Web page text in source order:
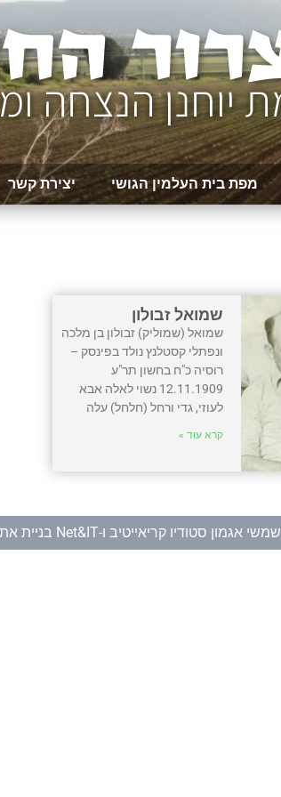
מפת בית העלמין הגושי יצירת קשר
שמואל זבולון
שמואל (שמוליק) זבולון בן מלכה
ונפתלי קסטלנץ נולד בפינסק –
רוסיה כ"ח בחשון תר"ע
12.11.1909 נשוי לאלה אבא
לעוזי, גדי ורחל (חלחל) עלה
קרא עוד »
שמשי אגמון סטודיו קריאייטיב ו-Net&IT בניית אתרים ושירותי מחשוב